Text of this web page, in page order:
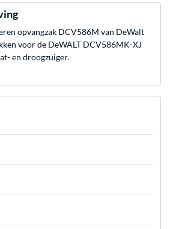
opvangzak DCV586M van DeWalt
voor de DeWALT DCV586MK-XJ
en droogzuiger.